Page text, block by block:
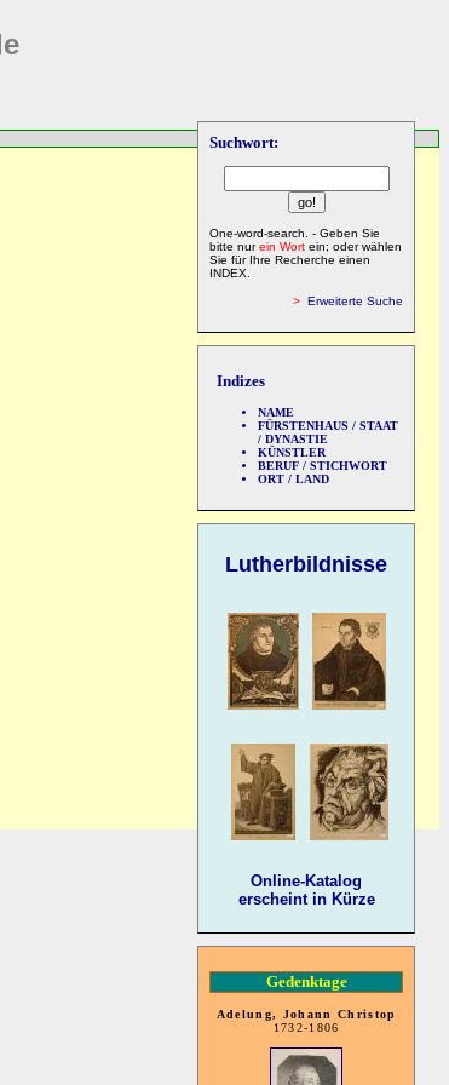
Suchwort:
One-word-search. - Geben Sie
bitte nurein Wort ein; oder wählen
Sie für Ihre Recherche einen
INDEX.
> Erweiterte Suche
Indizes
NAME
FÜRSTENHAUS / STAAT
/ DYNASTIE
KÜNSTLER
BERUF / STICHWORT
ORT / LAND
Lutherbildnisse
Online-Katalog
erscheint in Kürze
Gedenktage
Adelung, Johann Christop
1732-1806